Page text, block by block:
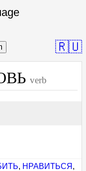
🇷🇺
verb
, НРАВИТЬСЯ ,